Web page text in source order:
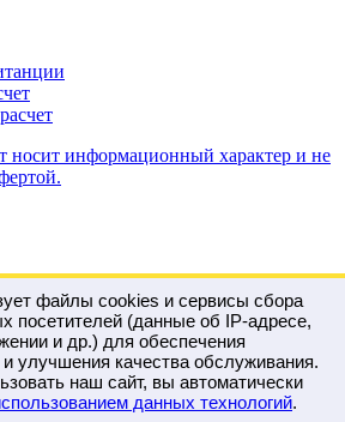
информационный характер и не
файлы cookies и сервисы сбора
посетителей (данные об IP-адресе,
и др.) для обеспечения
улучшения качества обслуживания.
наш сайт, вы автоматически
данных технологий.